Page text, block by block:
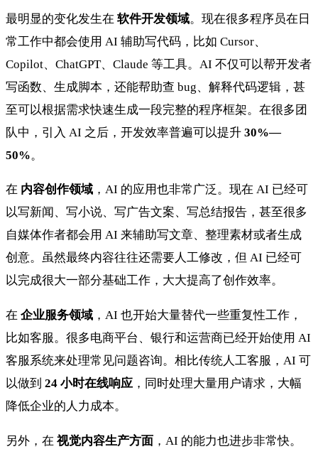
最明显的变化发生在 软件开发领域。现在很多程序员在日
常工作中都会使用 AI 辅助写代码，比如 Cursor、
Copilot、ChatGPT、Claude 等工具。AI 不仅可以帮开发者
写函数、生成脚本，还能帮助查 bug、解释代码逻辑，甚
至可以根据需求快速生成一段完整的程序框架。在很多团
队中，引入 AI 之后，开发效率普遍可以提升 30%—
50%。
在 内容创作领域 ，AI 的应用也非常广泛。现在 AI 已经可
以写新闻、写小说、写广告文案、写总结报告，甚至很多
自媒体作者都会用 AI 来辅助写文章、整理素材或者生成
创意。虽然最终内容往往还需要人工修改，但 AI 已经可
以完成很大一部分基础工作，大大提高了创作效率。
在 企业服务领域 ，AI 也开始大量替代一些重复性工作，
比如客服。很多电商平台、银行和运营商已经开始使用 AI
客服系统来处理常见问题咨询。相比传统人工客服，AI 可
以做到 24 小时在线响应 ，同时处理大量用户请求，大幅
降低企业的人力成本。
另外，在 视觉内容生产方面 ，AI 的能力也进步非常快。